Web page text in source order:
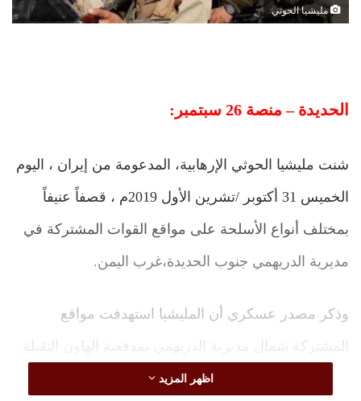
مليشيا الحوثي
الحديدة – منصة 26 سبتمبر:
شنت مليشيا الحوثي الإرهابية، المدعومة من إيران ، اليوم
الخميس 31 أكتوبر /تشرين الأول 2019م ، قصفاً عنيفاً
بمختلف أنواع الأسلحة على مواقع القوات المشتركة في
مديرية الدريهمي جنوب الحديدة،غرب اليمن.
وذكر مصدر عسكري أن المليشيا استهدفت مواقع
المشتركة شمال مديرية الدريهمي بمدفعية الهاون الثقيلة
اظهر المزيد